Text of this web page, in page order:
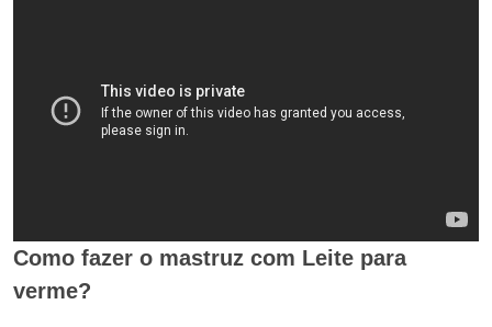
Como fazer o mastruz com Leite para
verme?